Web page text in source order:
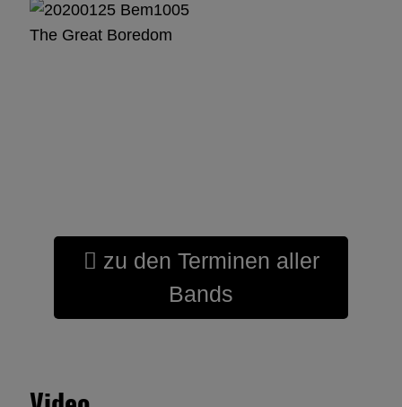
zu den Terminen aller
Bands